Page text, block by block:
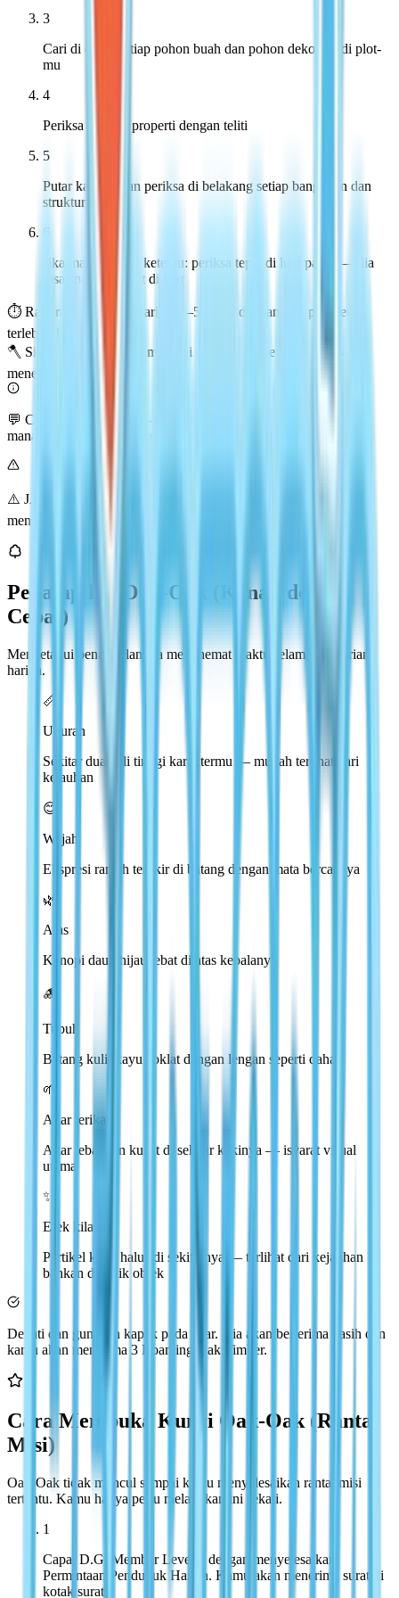
3
Cari di dekat setiap pohon buah dan pohon dekoratif di plot-
mu
4
Periksa 4 sudut properti dengan teliti
5
Putar kamera dan periksa di belakang setiap bangunan dan
struktur
Jika masih belum ketemu: periksa tepat di luar pagar — dia
bisa spawn sedikit di luar
⏱ Rata-rata waktu pencarian: 2–5 menit dengan rute perimeter
terlebih dahulu.
🪓 Siapkan kapak sebelum mulai mencari — hemat waktu saat
menemukannya.
💬 Cek saluran #oak-oak-location di Discord resmi Heartopia di
mana pemain berbagi koordinat hari ini secara real time.
⚠️ JANGAN gunakan fast travel sampai kayu terkumpul — bisa
menyebabkan posisi spawn-nya reset.
Penampilan Oak-Oak (Kenali dengan
Cepat)
Mengetahui penampilannya menghemat waktu selama pencarian
harian.
📏
Ukuran
Sekitar dua kali tinggi karaktermu — mudah terlihat dari
kejauhan
😊
Wajah
Ekspresi ramah terukir di batang dengan mata bercahaya
🌿
Atas
Kanopi daun hijau lebat di atas kepalanya
🪵
Tubuh
Batang kulit kayu coklat dengan lengan seperti dahan
🌱
Akar terikat
Akar tebal dan kusut di sekitar kakinya — isyarat visual
utama
✨
Efek kilau
Partikel kilau halus di sekitarnya — terlihat dari kejauhan
bahkan di balik objek
Dekati dan gunakan kapak pada akar. Dia akan berterima kasih dan
kamu akan menerima 3 Roaming Oak Timber.
Cara Membuka Kunci Oak-Oak (Rantai
Misi)
Oak-Oak tidak muncul sampai kamu menyelesaikan rantai misi
tertentu. Kamu hanya perlu melakukan ini sekali.
1
Capai D.G. Member Level 6 dengan menyelesaikan
Permintaan Penduduk Harian. Kamu akan menerima surat di
kotak surat.